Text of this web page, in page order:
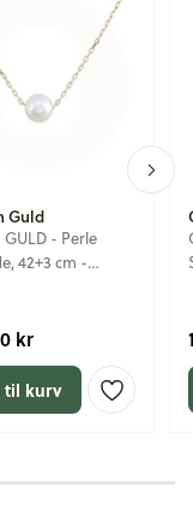
Guld
- Perle
42+3 cm -
kr
til kurv